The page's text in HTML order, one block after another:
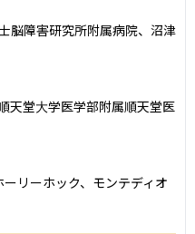
脳障害研究所附属病院、沼津
天堂大学医学部附属順天堂医
リーホック、モンテディオ